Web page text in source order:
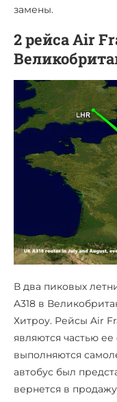
замены.
2 рейса Air
В два пиковых
A318 в
Хитроу. Рейсы Air
являются частью
выполняются
автобус был
вернется в